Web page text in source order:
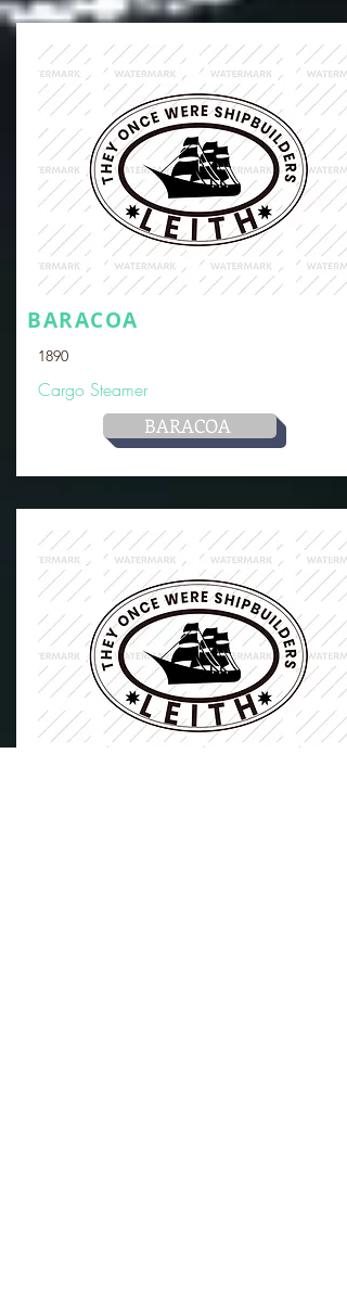
BARACOA
1890
Cargo Steamer
BARACOA